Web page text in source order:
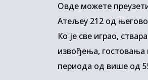
Овде можете
Атељеу 212 од
Ко је све играо,
извођења,
периода од више од